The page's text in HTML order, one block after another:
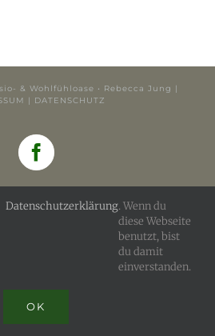
& Wohlfühloase • Rebecca Jung |
| DATENSCHUTZ
Facebook
Datenschutzerklärung. Wenn du
diese Webseite
benutzt, bist
du damit
einverstanden.
OK